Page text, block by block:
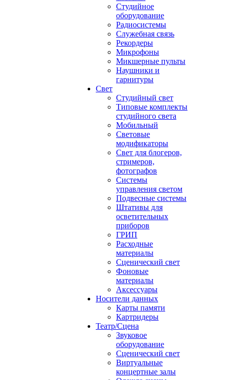
Студийное
оборудование
Радиосистемы
Служебная связь
Рекордеры
Микрофоны
Микшерные пульты
Наушники и
гарнитуры
Свет
Студийный свет
Типовые комплекты
студийного света
Мобильный
Световые
модификаторы
Свет для блогеров,
стримеров,
фотографов
Системы
управления светом
Подвесные системы
Штативы для
осветительных
приборов
ГРИП
Расходные
материалы
Сценический свет
Фоновые
материалы
Аксессуары
Носители данных
Карты памяти
Картридеры
Театр/Сцена
Звуковое
оборудование
Сценический свет
Виртуальные
концертные залы